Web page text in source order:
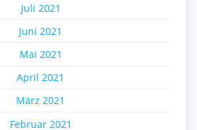
Juli 2021
Juni 2021
Mai 2021
April 2021
März 2021
Februar 2021